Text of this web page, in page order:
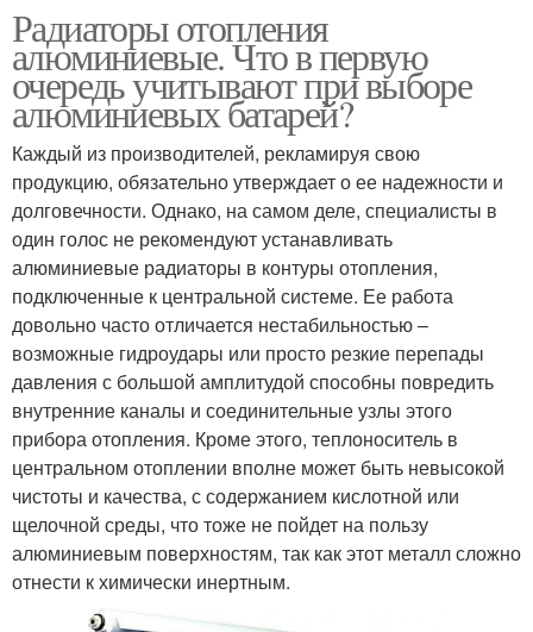
Радиаторы отопления
алюминиевые. Что в первую
очередь учитывают при выборе
алюминиевых батарей?
Каждый из производителей, рекламируя свою
продукцию, обязательно утверждает о ее надежности и
долговечности. Однако, на самом деле, специалисты в
один голос не рекомендуют устанавливать
алюминиевые радиаторы в контуры отопления,
подключенные к центральной системе. Ее работа
довольно часто отличается нестабильностью –
возможные гидроудары или просто резкие перепады
давления с большой амплитудой способны повредить
внутренние каналы и соединительные узлы этого
прибора отопления. Кроме этого, теплоноситель в
центральном отоплении вполне может быть невысокой
чистоты и качества, с содержанием кислотной или
щелочной среды, что тоже не пойдет на пользу
алюминиевым поверхностям, так как этот металл сложно
отнести к химически инертным.